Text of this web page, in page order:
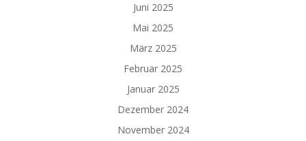
Juni 2025
Mai 2025
März 2025
Februar 2025
Januar 2025
Dezember 2024
November 2024